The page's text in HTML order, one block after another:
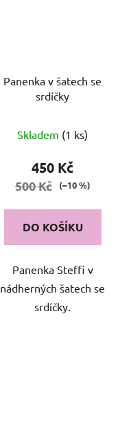
Panenka v šatech se
srdíčky
Skladem (1 ks)
450 Kč
500 Kč (–10 %)
DO KOŠÍKU
Panenka Steffi v
nádherných šatech se
srdíčky.